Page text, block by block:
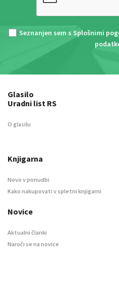
Seznanjen sem s Splošnimi
Glasilo
Uradni list RS
O glasilu
Knjigarna
Novo v ponudbi
Kako nakupovati v spletni knjigarni
Novice
Aktualni članki
Naroči se na novice